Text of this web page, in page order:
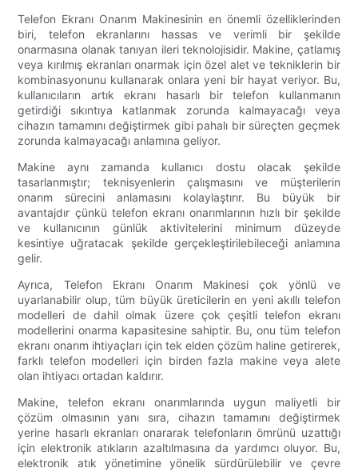
Telefon Ekranı Onarım Makinesinin en önemli özelliklerinden
biri, telefon ekranlarını hassas ve verimli bir şekilde
onarmasına olanak tanıyan ileri teknolojisidir. Makine, çatlamış
veya kırılmış ekranları onarmak için özel alet ve tekniklerin bir
kombinasyonunu kullanarak onlara yeni bir hayat veriyor. Bu,
kullanıcıların artık ekranı hasarlı bir telefon kullanmanın
getirdiği sıkıntıya katlanmak zorunda kalmayacağı veya
cihazın tamamını değiştirmek gibi pahalı bir süreçten geçmek
zorunda kalmayacağı anlamına geliyor.
Makine aynı zamanda kullanıcı dostu olacak şekilde
tasarlanmıştır; teknisyenlerin çalışmasını ve müşterilerin
onarım sürecini anlamasını kolaylaştırır. Bu büyük bir
avantajdır çünkü telefon ekranı onarımlarının hızlı bir şekilde
ve kullanıcının günlük aktivitelerini minimum düzeyde
kesintiye uğratacak şekilde gerçekleştirilebileceği anlamına
gelir.
Ayrıca, Telefon Ekranı Onarım Makinesi çok yönlü ve
uyarlanabilir olup, tüm büyük üreticilerin en yeni akıllı telefon
modelleri de dahil olmak üzere çok çeşitli telefon ekranı
modellerini onarma kapasitesine sahiptir. Bu, onu tüm telefon
ekranı onarım ihtiyaçları için tek elden çözüm haline getirerek,
farklı telefon modelleri için birden fazla makine veya alete
olan ihtiyacı ortadan kaldırır.
Makine, telefon ekranı onarımlarında uygun maliyetli bir
çözüm olmasının yanı sıra, cihazın tamamını değiştirmek
yerine hasarlı ekranları onararak telefonların ömrünü uzattığı
için elektronik atıkların azaltılmasına da yardımcı oluyor. Bu,
elektronik atık yönetimine yönelik sürdürülebilir ve çevre